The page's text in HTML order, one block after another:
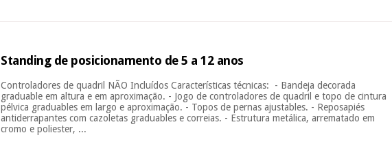
Standing de posicionamento de 5 a 12 anos
Controladores de quadril NÃO Incluídos Características técnicas: - Bandeja decorada
graduable em altura e em aproximação. - Jogo de controladores de quadril e topo de cintura
pélvica graduables em largo e aproximação. - Topos de pernas ajustables. - Reposapiés
antiderrapantes com cazoletas graduables e correias. - Estrutura metálica, arrematado em
cromo e poliester, ...